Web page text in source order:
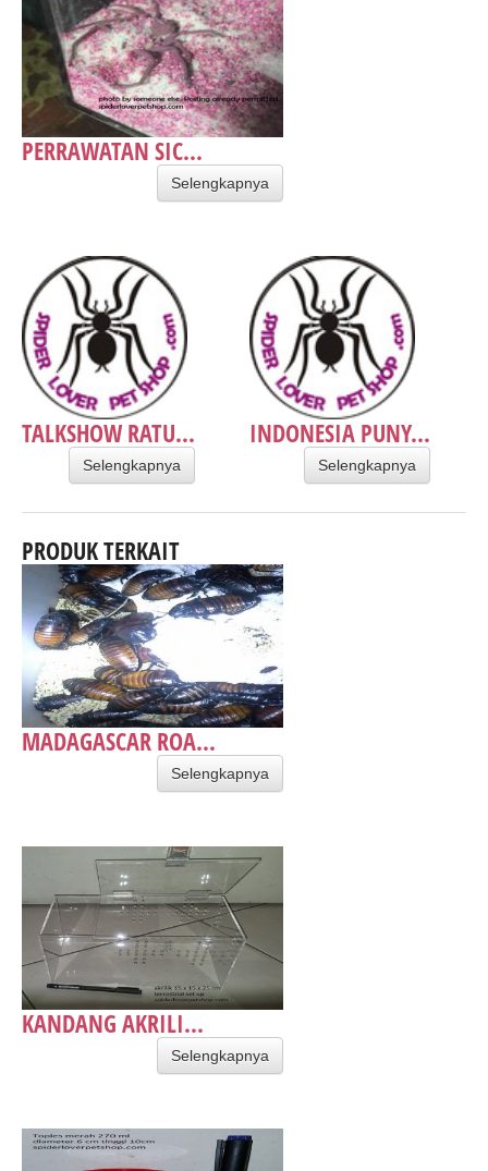
PERRAWATAN SIC...
Selengkapnya
TALKSHOW RATU...
Selengkapnya
INDONESIA PUNY...
Selengkapnya
PRODUK TERKAIT
MADAGASCAR ROA...
Selengkapnya
KANDANG AKRILI...
Selengkapnya